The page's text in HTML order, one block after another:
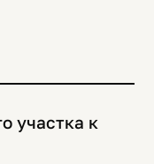
участка к